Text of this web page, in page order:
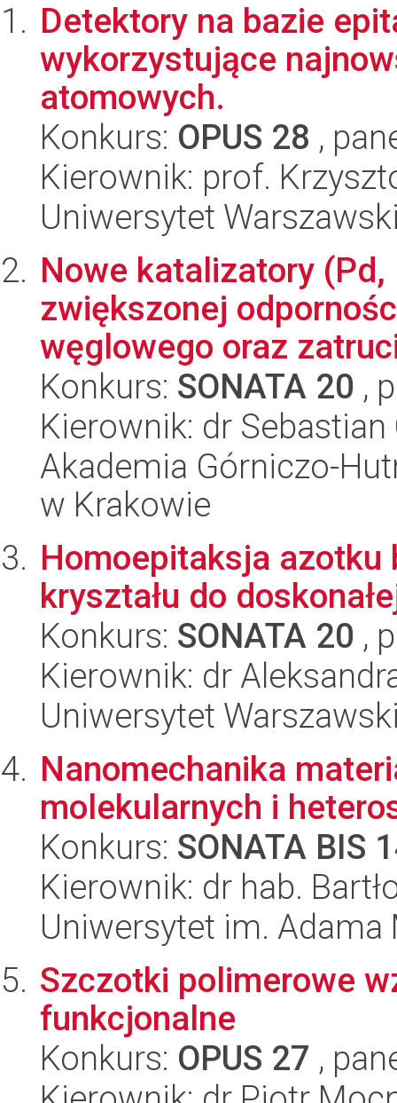
Detektory na bazie
wykorzystujące
atomowych.
Konkurs: OPUS 28 ,
Kierownik: prof.
Uniwersytet
Nowe katalizatory
zwiększonej
węglowego oraz
Konkurs: SONATA 20 ,
Kierownik: dr
Akademia Górniczo-
w Krakowie
Homoepitaksja azotku
kryształu do
Konkurs: SONATA 20 ,
Kierownik: dr
Uniwersytet
Nanomechanika
molekularnych i
Konkurs: SONATA BIS
Kierownik: dr hab.
Uniwersytet im.
Szczotki polimerowe
funkcjonalne
Konkurs: OPUS 27 ,